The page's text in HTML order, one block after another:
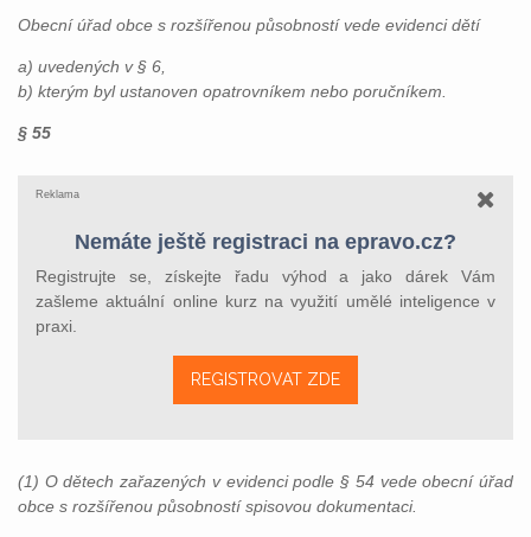
Obecní úřad obce s rozšířenou působností vede evidenci dětí
a) uvedených v § 6,
b) kterým byl ustanoven opatrovníkem nebo poručníkem.
§ 55
Reklama
Nemáte ještě registraci na epravo.cz?
Registrujte se, získejte řadu výhod a jako dárek Vám
zašleme aktuální online kurz na využití umělé inteligence v
praxi.
REGISTROVAT ZDE
(1) O dětech zařazených v evidenci podle § 54 vede obecní úřad
obce s rozšířenou působností spisovou dokumentaci.